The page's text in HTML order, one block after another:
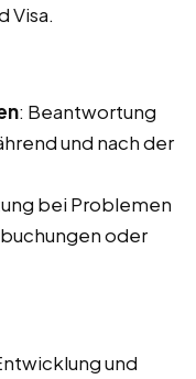
Visa.
: Beantwortung
und nach der
bei Problemen
oder
und